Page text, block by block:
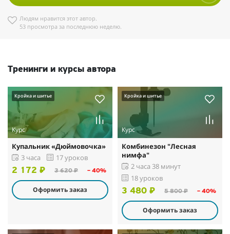
Людям нравится этот автор.
53 просмотра за последнюю неделю.
Тренинги и курсы автора
Кройка и шитье
Курс
Купальник «Дюймовочка»
3 часа 17 уроков
2 172 ₽ 3 620 ₽ – 40%
Оформить заказ
Кройка и шитье
Курс
Комбинезон "Лесная
нимфа"
2 часа 38 минут
18 уроков
3 480 ₽ 5 800 ₽ – 40%
Оформить заказ